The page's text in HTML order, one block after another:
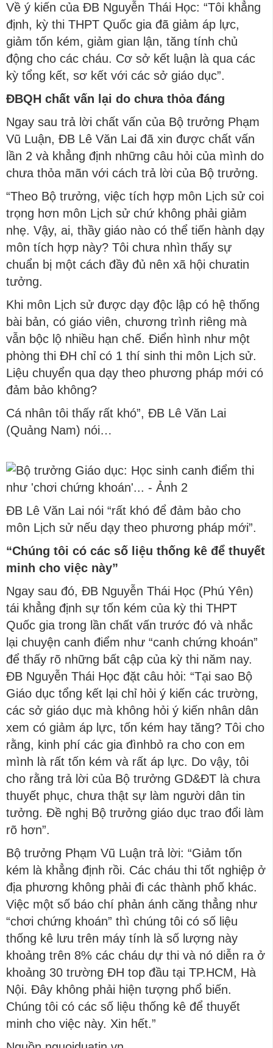
Về ý kiến của ĐB Nguyễn Thái Học: “Tôi khẳng
định, kỳ thi THPT Quốc gia đã giảm áp lực,
giảm tốn kém, giảm gian lận, tăng tính chủ
động cho các cháu. Cơ sở kết luận là qua các
kỳ tổng kết, sơ kết với các sở giáo dục”.
ĐBQH chất vấn lại do chưa thỏa đáng
Ngay sau trả lời chất vấn của Bộ trưởng Phạm
Vũ Luận, ĐB Lê Văn Lai đã xin được chất vấn
lần 2 và khẳng định những câu hỏi của mình do
chưa thỏa mãn với cách trả lời của Bộ trưởng.
“Theo Bộ trưởng, việc tích hợp môn Lịch sử coi
trọng hơn môn Lịch sử chứ không phải giảm
nhẹ. Vậy, ai, thầy giáo nào có thể tiến hành dạy
môn tích hợp này? Tôi chưa nhìn thấy sự
chuẩn bị một cách đầy đủ nên xã hội chưatin
tưởng.
Khi môn Lịch sử được dạy độc lập có hệ thống
bài bản, có giáo viên, chương trình riêng mà
vẫn bộc lộ nhiều hạn chế. Điển hình như một
phòng thi ĐH chỉ có 1 thí sinh thi môn Lịch sử.
Liệu chuyển qua dạy theo phương pháp mới có
đảm bảo không?
Cá nhân tôi thấy rất khó”, ĐB Lê Văn Lai
(Quảng Nam) nói…
ĐB Lê Văn Lai nói “rất khó để đảm bảo cho
môn Lịch sử nếu dạy theo phương pháp mới”.
“Chúng tôi có các số liệu thống kê để thuyết
minh cho việc này”
Ngay sau đó, ĐB Nguyễn Thái Học (Phú Yên)
tái khẳng định sự tốn kém của kỳ thi THPT
Quốc gia trong lần chất vấn trước đó và nhắc
lại chuyện canh điểm như “canh chứng khoán”
để thấy rõ những bất cập của kỳ thi năm nay.
ĐB Nguyễn Thái Học đặt câu hỏi: “Tại sao Bộ
Giáo dục tổng kết lại chỉ hỏi ý kiến các trường,
các sở giáo dục mà không hỏi ý kiến nhân dân
xem có giảm áp lực, tốn kém hay tăng? Tôi cho
rằng, kinh phí các gia đìnhbỏ ra cho con em
mình là rất tốn kém và rất áp lực. Do vậy, tôi
cho rằng trả lời của Bộ trưởng GD&ĐT là chưa
thuyết phục, chưa thật sự làm người dân tin
tưởng. Đề nghị Bộ trưởng giáo dục trao đổi làm
rõ hơn”.
Bộ trưởng Phạm Vũ Luận trả lời: “Giảm tốn
kém là khẳng định rồi. Các cháu thi tốt nghiệp ở
địa phương không phải đi các thành phố khác.
Việc một số báo chí phản ánh căng thẳng như
“chơi chứng khoán” thì chúng tôi có số liệu
thống kê lưu trên máy tính là số lượng này
khoảng trên 8% các cháu dự thi và nó diễn ra ở
khoảng 30 trường ĐH top đầu tại TP.HCM, Hà
Nội. Đây không phải hiện tượng phổ biến.
Chúng tôi có các số liệu thống kê để thuyết
minh cho việc này. Xin hết.”